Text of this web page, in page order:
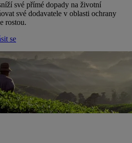
své přímé dopady na životní
své dodavatele v oblasti ochrany
rostou.
se